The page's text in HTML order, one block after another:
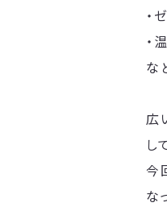
・
・
な
広
し
今
な